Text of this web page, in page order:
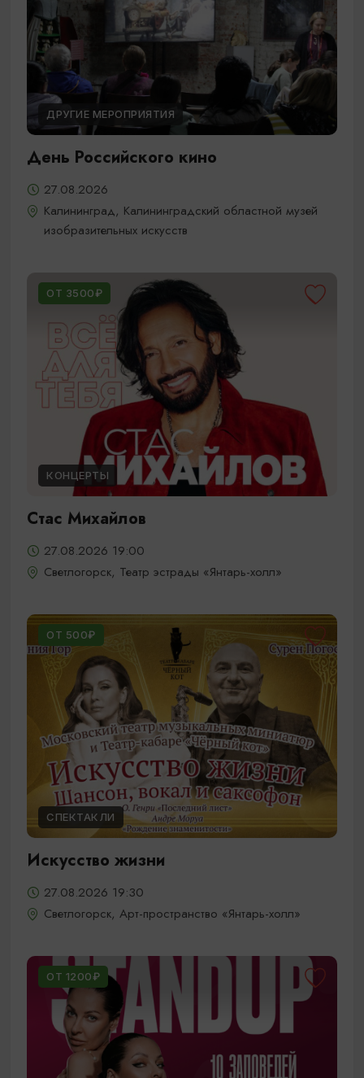
ДРУГИЕ МЕРОПРИЯТИЯ
День Российского кино
27.08.2026
Калининград, Калининградский областной музей
изобразительных искусств
ОТ 3500₽
КОНЦЕРТЫ
Стас Михайлов
27.08.2026 19:00
Светлогорск, Театр эстрады «Янтарь-холл»
ОТ 500₽
СПЕКТАКЛИ
Искусство жизни
27.08.2026 19:30
Светлогорск, Арт-пространство «Янтарь-холл»
ОТ 1200₽